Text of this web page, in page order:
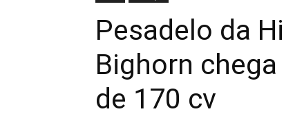
Pesadelo da
Bighorn
de 170 cv